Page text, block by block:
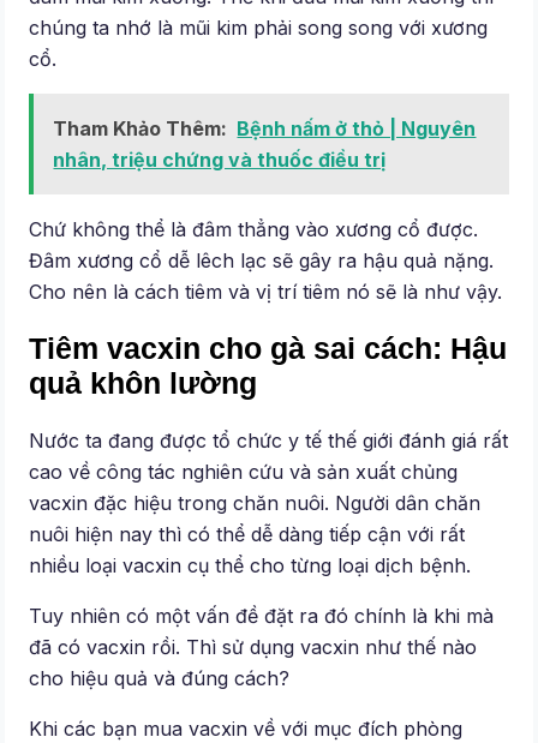
chúng ta nhớ là mũi kim phải song song với xương
cổ.
Tham Khảo Thêm: Bệnh nấm ở thỏ | Nguyên
nhân, triệu chứng và thuốc điều trị
Chứ không thể là đâm thẳng vào xương cổ được.
Đâm xương cổ dễ lêch lạc sẽ gây ra hậu quả nặng.
Cho nên là cách tiêm và vị trí tiêm nó sẽ là như vậy.
Tiêm vacxin cho gà sai cách: Hậu
quả khôn lường
Nước ta đang được tổ chức y tế thế giới đánh giá rất
cao về công tác nghiên cứu và sản xuất chủng
vacxin đặc hiệu trong chăn nuôi. Người dân chăn
nuôi hiện nay thì có thể dễ dàng tiếp cận với rất
nhiều loại vacxin cụ thể cho từng loại dịch bệnh.
Tuy nhiên có một vấn đề đặt ra đó chính là khi mà
đã có vacxin rồi. Thì sử dụng vacxin như thế nào
cho hiệu quả và đúng cách?
Khi các bạn mua vacxin về với mục đích phòng